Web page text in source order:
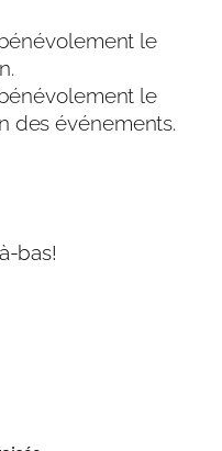
le
le
des événements.
bas!